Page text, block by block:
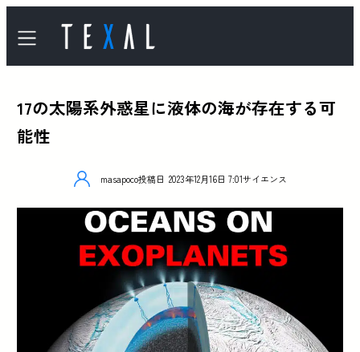
17の太陽系外惑星に液体の海が存在する可
能性
masapoco投稿日 2023年12月16日 7:01サイエンス